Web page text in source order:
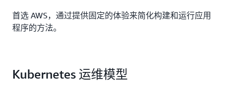
首选 AWS，通过提供固定的体验来简化构建和运行应用
程序的方法。
Kubernetes 运维模型